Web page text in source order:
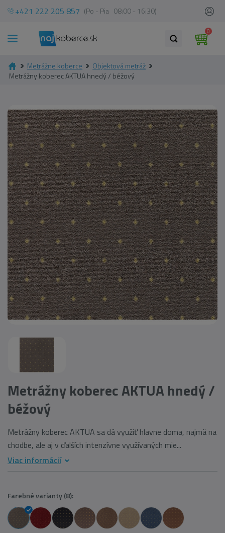
+421 222 205 857 (Po - Pia 08:00 - 16:30)
0
Metrážne koberce
Objektová metráž
Metrážny koberec AKTUA hnedý / béžový
Metrážny koberec AKTUA hnedý /
béžový
Metrážny koberec AKTUA sa dá využiť hlavne doma, najmä na
chodbe, ale aj v ďalších intenzívne využívaných mie...
Viac informácií
Farebné varianty (8):